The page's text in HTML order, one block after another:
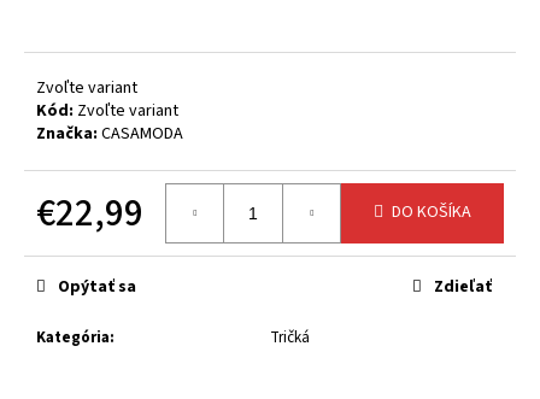
Zvoľte variant
Kód: Zvoľte variant
Značka: CASAMODA
€22,99
cena:
DO KOŠÍKA
Kategória: Tričká
Opýtať sa Zdieľať
e